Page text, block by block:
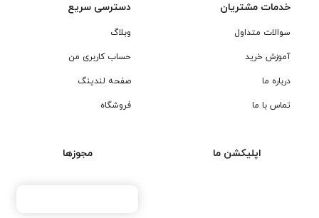
خدمات مشتریان
سوالات متداول
آموزش خرید
درباره ما
تماس با ما
دسترسی سریع
وبلاگ
حساب کاربری من
صفحه لندینگ
فروشگاه
اپلیکشن ما مجوزها